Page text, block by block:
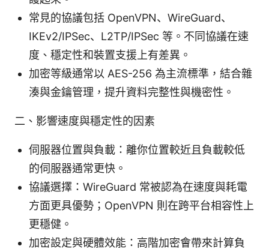
常見的協議包括 OpenVPN、WireGuard、
IKEv2/IPSec、L2TP/IPSec 等。不同協議在速
度、穩定性和裝置支援上有差異。
加密等級通常以 AES-256 為主流標準，結合雜
湊與金鑰管理，提升資料完整性與機密性。
二、影響速度與穩定性的因素
伺服器位置與負載：離你位置較近且負載較低
的伺服器通常更快。
協議選擇：WireGuard 常被認為在速度與耗電
方面更具優勢；OpenVPN 則在跨平台相容性上
更穩健。
加密設定與硬體效能：高階加密會帶來計算負